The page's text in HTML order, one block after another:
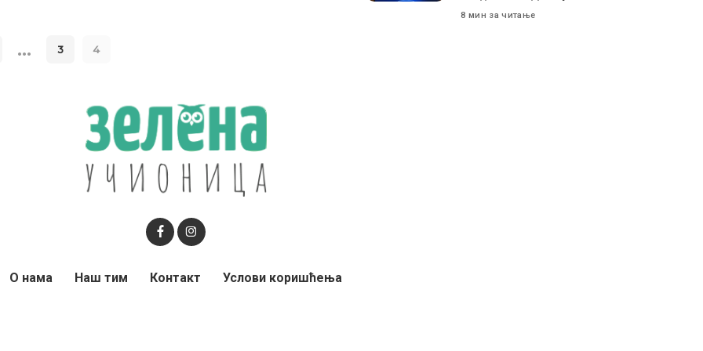
… 3 4
8 мин за читање
О нама Наш тим Контакт Услови коришћења